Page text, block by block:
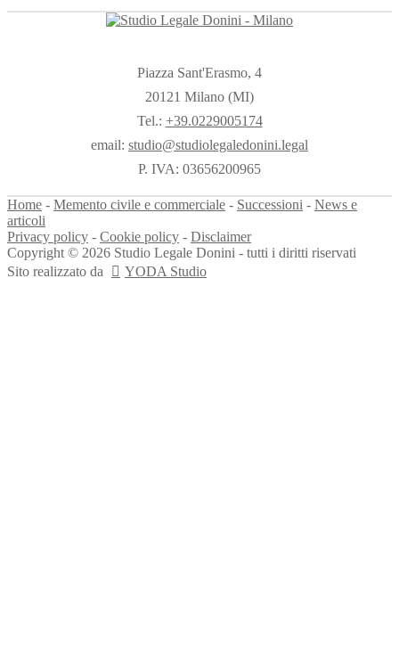
Piazza Sant'Erasmo, 4
20121 Milano (MI)
Tel.: +39.0229005174
email: studio@studiolegaledonini.legal
P. IVA: 03656200965
Home - Memento civile e commerciale - Successioni - News e
articoli
Privacy policy - Cookie policy - Disclaimer
Copyright © 2026 Studio Legale Donini - tutti i diritti riservati
Sito realizzato da
YODA Studio